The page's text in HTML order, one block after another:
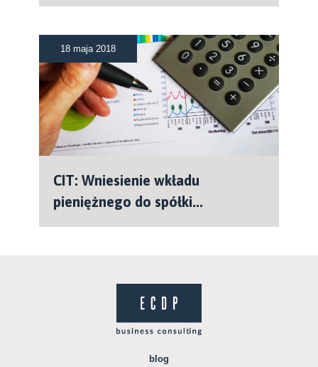
18 maja 2018
CIT: Wniesienie wkładu
pieniężnego do spółki...
blog